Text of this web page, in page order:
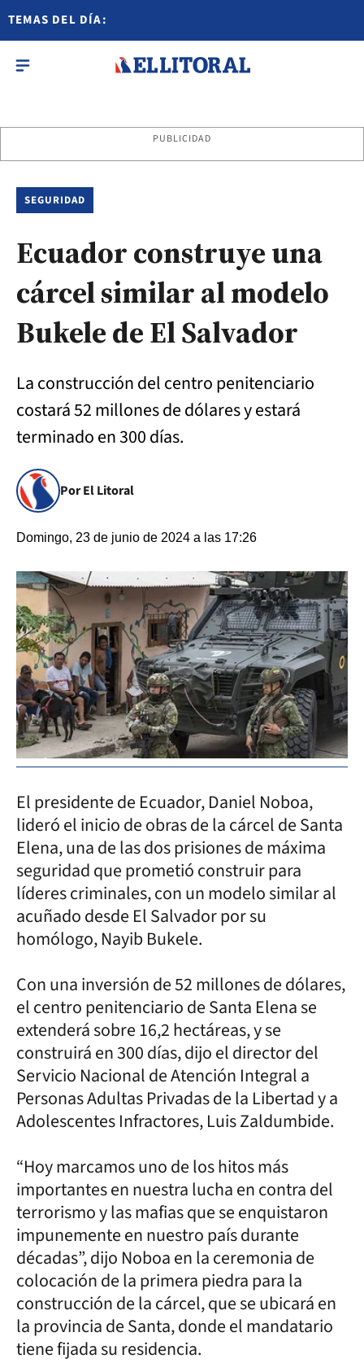
TEMAS DEL DÍA:
PUBLICIDAD
SEGURIDAD
Ecuador construye una
cárcel similar al modelo
Bukele de El Salvador
La construcción del centro penitenciario
costará 52 millones de dólares y estará
terminado en 300 días.
Por El Litoral
Domingo, 23 de junio de 2024 a las 17:26
El presidente de Ecuador, Daniel Noboa,
lideró el inicio de obras de la cárcel de Santa
Elena, una de las dos prisiones de máxima
seguridad que prometió construir para
líderes criminales, con un modelo similar al
acuñado desde El Salvador por su
homólogo, Nayib Bukele.
Con una inversión de 52 millones de dólares,
el centro penitenciario de Santa Elena se
extenderá sobre 16,2 hectáreas, y se
construirá en 300 días, dijo el director del
Servicio Nacional de Atención Integral a
Personas Adultas Privadas de la Libertad y a
Adolescentes Infractores, Luis Zaldumbide.
“Hoy marcamos uno de los hitos más
importantes en nuestra lucha en contra del
terrorismo y las mafias que se enquistaron
impunemente en nuestro país durante
décadas”, dijo Noboa en la ceremonia de
colocación de la primera piedra para la
construcción de la cárcel, que se ubicará en
la provincia de Santa, donde el mandatario
tiene fijada su residencia.